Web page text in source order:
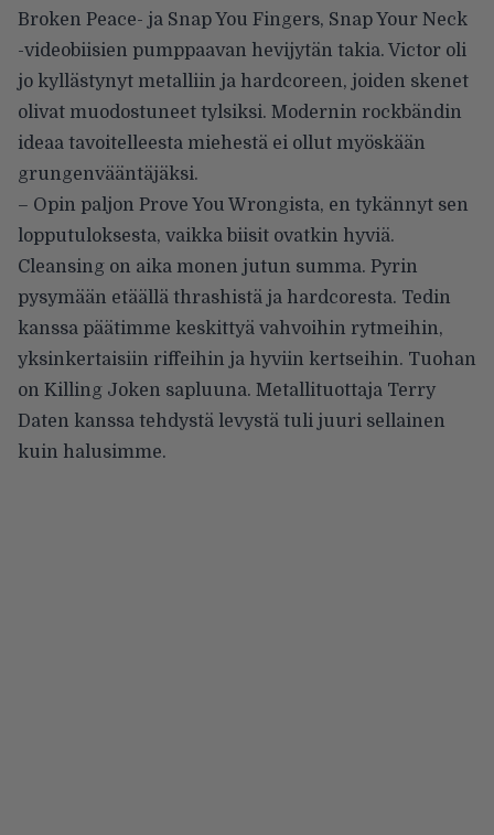
Broken Peace- ja Snap You Fingers, Snap Your Neck
-videobiisien pumppaavan hevijytän takia. Victor oli
jo kyllästynyt metalliin ja hardcoreen, joiden skenet
olivat muodostuneet tylsiksi. Modernin rockbändin
ideaa tavoitelleesta miehestä ei ollut myöskään
grungenvääntäjäksi.
– Opin paljon Prove You Wrongista, en tykännyt sen
lopputuloksesta, vaikka biisit ovatkin hyviä.
Cleansing on aika monen jutun summa. Pyrin
pysymään etäällä thrashistä ja hardcoresta. Tedin
kanssa päätimme keskittyä vahvoihin rytmeihin,
yksinkertaisiin riffeihin ja hyviin kertseihin. Tuohan
on Killing Joken sapluuna. Metallituottaja Terry
Daten kanssa tehdystä levystä tuli juuri sellainen
kuin halusimme.